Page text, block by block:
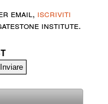
email, iscriviti
institute.